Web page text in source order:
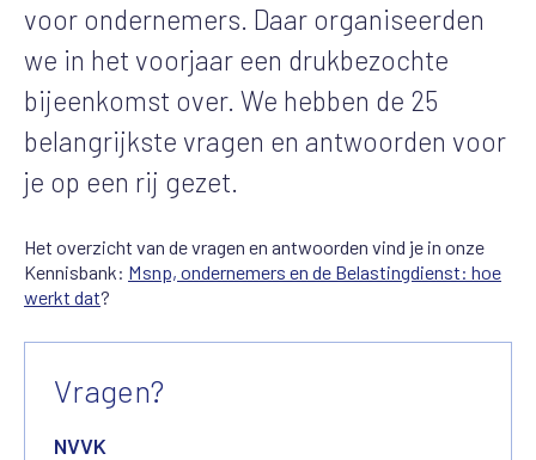
voor ondernemers. Daar organiseerden
we in het voorjaar een drukbezochte
bijeenkomst over. We hebben de 25
belangrijkste vragen en antwoorden voor
je op een rij gezet.
Het overzicht van de vragen en antwoorden vind je in onze
Kennisbank: Msnp, ondernemers en de Belastingdienst: hoe
werkt dat?
Vragen?
NVVK